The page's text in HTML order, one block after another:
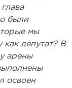
были
мы
как депутат? В
арены
освоен